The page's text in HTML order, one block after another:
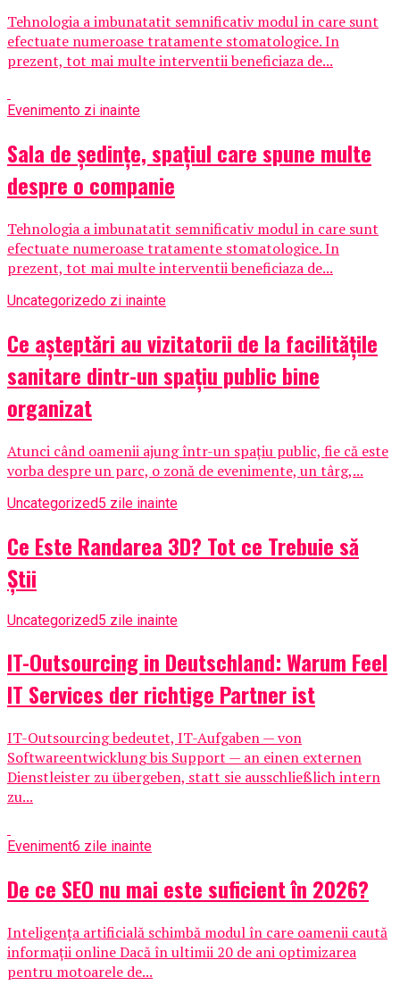
Tehnologia a imbunatatit semnificativ modul in care sunt
efectuate numeroase tratamente stomatologice. In
prezent, tot mai multe interventii beneficiaza de...
Evenimento zi inainte
Sala de ședințe, spațiul care spune multe
despre o companie
Tehnologia a imbunatatit semnificativ modul in care sunt
efectuate numeroase tratamente stomatologice. In
prezent, tot mai multe interventii beneficiaza de...
Uncategorizedo zi inainte
Ce așteptări au vizitatorii de la facilitățile
sanitare dintr-un spațiu public bine
organizat
Atunci când oamenii ajung într-un spațiu public, fie că este
vorba despre un parc, o zonă de evenimente, un târg,...
Uncategorized5 zile inainte
Ce Este Randarea 3D? Tot ce Trebuie să
Știi
Uncategorized5 zile inainte
IT-Outsourcing in Deutschland: Warum Feel
IT Services der richtige Partner ist
IT-Outsourcing bedeutet, IT-Aufgaben — von
Softwareentwicklung bis Support — an einen externen
Dienstleister zu übergeben, statt sie ausschließlich intern
zu...
Eveniment6 zile inainte
De ce SEO nu mai este suficient în 2026?
Inteligența artificială schimbă modul în care oamenii caută
informații online Dacă în ultimii 20 de ani optimizarea
pentru motoarele de...